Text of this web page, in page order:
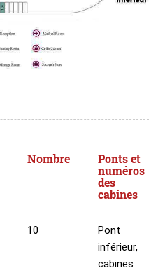
Nombre
Ponts et
numéros
des
cabines
10
Pont
inférieur,
cabines